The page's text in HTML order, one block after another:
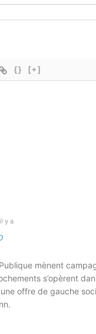
{} [+]
y a
mènent
s’opèrent
offre de gauche